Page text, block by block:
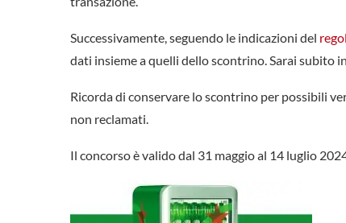
Successivamente, seguendo le indicazioni del
dati insieme a quelli dello scontrino. Sarai subito
Ricorda di conservare lo scontrino per possibili
non reclamati.
Il concorso è valido dal 31 maggio al 14 luglio